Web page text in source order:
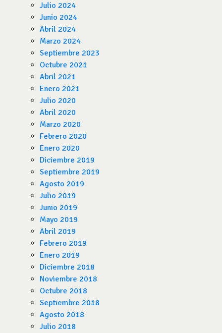
Julio 2024
Junio 2024
Abril 2024
Marzo 2024
Septiembre 2023
Octubre 2021
Abril 2021
Enero 2021
Julio 2020
Abril 2020
Marzo 2020
Febrero 2020
Enero 2020
Diciembre 2019
Septiembre 2019
Agosto 2019
Julio 2019
Junio 2019
Mayo 2019
Abril 2019
Febrero 2019
Enero 2019
Diciembre 2018
Noviembre 2018
Octubre 2018
Septiembre 2018
Agosto 2018
Julio 2018